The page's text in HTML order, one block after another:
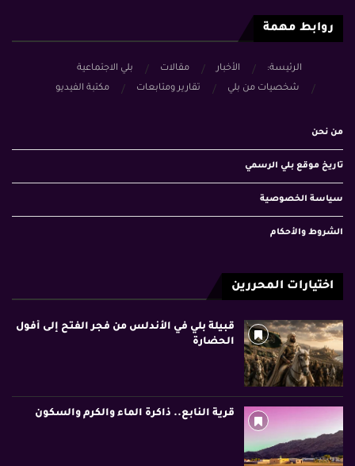
روابط مهمة
الرئيسة: الأخبار مقالات
بلي الاجتماعية
شخصيات من بلي
تقارير ومتابعات مكتبة الفيديو
من نحن
تاريخ موقع بلي الرسمي
سياسة الخصوصية
الشروط والأحكام
اختيارات المحررين
قبيلة بلي في الأندلس من فجر الفتح إلى أفول
الحضارة
قرية النابع.. ذاكرة الماء والكرم والسكون